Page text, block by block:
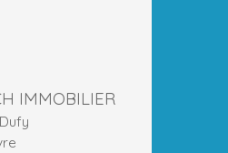
IMMOBILIER